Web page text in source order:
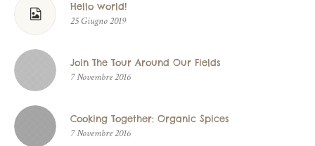
Hello world!
25 Giugno 2019
Join The Tour Around Our Fields
7 Novembre 2016
Cooking Together: Organic Spices
7 Novembre 2016